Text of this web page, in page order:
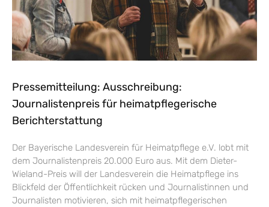
Pressemitteilung: Ausschreibung:
Journalistenpreis für heimatpflegerische
Berichterstattung
Der Bayerische Landesverein für Heimatpflege e.V. lobt mit
dem Journalistenpreis 20.000 Euro aus. Mit dem Dieter-
Wieland-Preis will der Landesverein die Heimatpflege ins
Blickfeld der Öffentlichkeit rücken und Journalistinnen und
Journalisten motivieren, sich mit heimatpflegerischen